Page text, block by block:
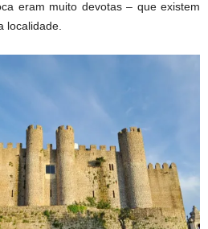
eram muito devotas – que existem
localidade.